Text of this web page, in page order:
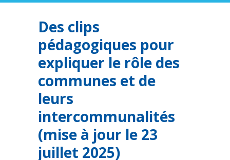
Des clips
pédagogiques pour
expliquer le rôle des
communes et de
leurs
intercommunalités
(mise à jour le 23
juillet 2025)